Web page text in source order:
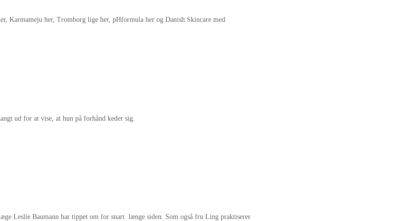
her, Tromborg lige her, pHformula her og Danish Skincare med
ud for at vise, at hun på forhånd keder sig.
Leslie Baumann har tippet om for snart længe siden. Som også fru Ling praktiserer